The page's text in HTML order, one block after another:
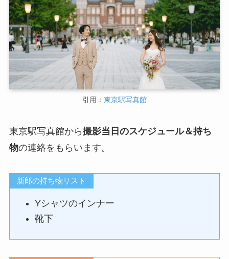
引用： 東京駅写真館
東京駅写真館から撮影当日のスケジュール＆持ち
物の連絡をもらいます。
新郎の持ち物リスト
Yシャツのインナー
靴下